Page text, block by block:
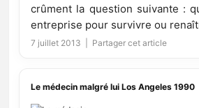
crûment la question suivante :
entreprise pour survivre ou
7 juillet 2013 | Partager cet article
Le médecin malgré lui Los Angeles 1990